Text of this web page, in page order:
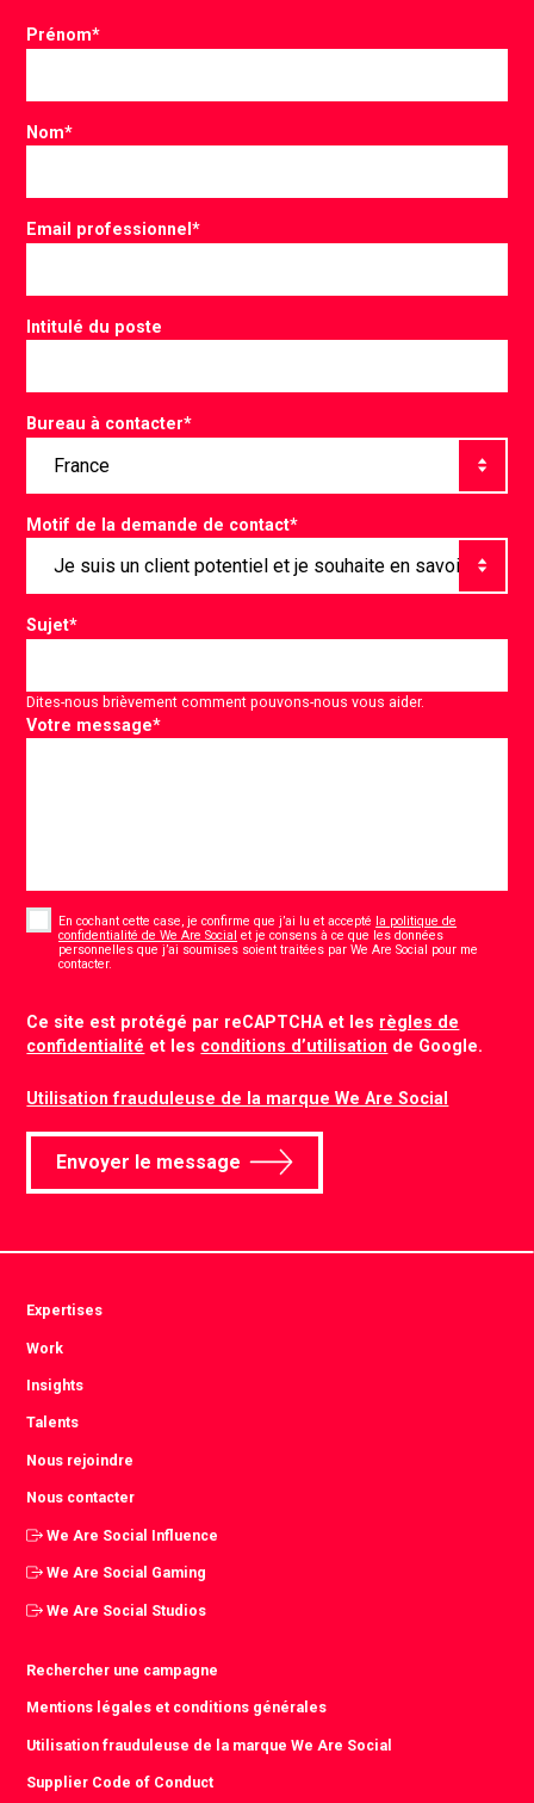
Prénom*
Nom*
Email professionnel*
Intitulé du poste
Bureau à contacter*
Motif de la demande de contact*
Sujet*
Dites-nous brièvement comment pouvons-nous vous aider.
Votre message*
En cochant cette case, je confirme que j’ai lu et accepté la politique de
confidentialité de We Are Social et je consens à ce que les données
personnelles que j’ai soumises soient traitées par We Are Social pour me
contacter.
Ce site est protégé par reCAPTCHA et les règles de
confidentialité et les conditions d’utilisation de Google.
Utilisation frauduleuse de la marque We Are Social
Envoyer le message
Expertises
Work
Insights
Talents
Nous rejoindre
Nous contacter
We Are Social Influence
We Are Social Gaming
We Are Social Studios
Rechercher une campagne
Mentions légales et conditions générales
Utilisation frauduleuse de la marque We Are Social
Supplier Code of Conduct